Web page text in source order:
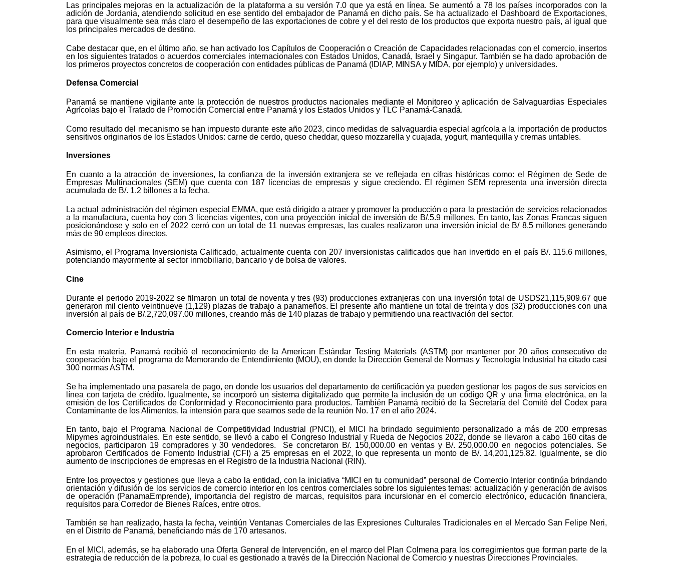
Las principales mejoras en la actualización de la plataforma a su versión 7.0 que ya está en línea. Se aumentó a 78 los países incorporados con la
adición de Jordania, atendiendo solicitud en ese sentido del embajador de Panamá en dicho país. Se ha actualizado el Dashboard de Exportaciones,
para que visualmente sea más claro el desempeño de las exportaciones de cobre y el del resto de los productos que exporta nuestro país, al igual que
los principales mercados de destino.
Cabe destacar que, en el último año, se han activado los Capítulos de Cooperación o Creación de Capacidades relacionadas con el comercio, insertos
en los siguientes tratados o acuerdos comerciales internacionales con Estados Unidos, Canadá, Israel y Singapur. También se ha dado aprobación de
los primeros proyectos concretos de cooperación con entidades públicas de Panamá (IDIAP, MINSA y MIDA, por ejemplo) y universidades.
Defensa Comercial
Panamá se mantiene vigilante ante la protección de nuestros productos nacionales mediante el Monitoreo y aplicación de Salvaguardias Especiales
Agrícolas bajo el Tratado de Promoción Comercial entre Panamá y los Estados Unidos y TLC Panamá-Canadá.
Como resultado del mecanismo se han impuesto durante este año 2023, cinco medidas de salvaguardia especial agrícola a la importación de productos
sensitivos originarios de los Estados Unidos: carne de cerdo, queso cheddar, queso mozzarella y cuajada, yogurt, mantequilla y cremas untables.
Inversiones
En cuanto a la atracción de inversiones, la confianza de la inversión extranjera se ve reflejada en cifras históricas como: el Régimen de Sede de
Empresas Multinacionales (SEM) que cuenta con 187 licencias de empresas y sigue creciendo. El régimen SEM representa una inversión directa
acumulada de B/. 1.2 billones a la fecha.
La actual administración del régimen especial EMMA, que está dirigido a atraer y promover la producción o para la prestación de servicios relacionados
a la manufactura, cuenta hoy con 3 licencias vigentes, con una proyección inicial de inversión de B/.5.9 millones. En tanto, las Zonas Francas siguen
posicionándose y solo en el 2022 cerró con un total de 11 nuevas empresas, las cuales realizaron una inversión inicial de B/ 8.5 millones generando
más de 90 empleos directos.
Asimismo, el Programa Inversionista Calificado, actualmente cuenta con 207 inversionistas calificados que han invertido en el país B/. 115.6 millones,
potenciando mayormente al sector inmobiliario, bancario y de bolsa de valores.
Cine
Durante el periodo 2019-2022 se filmaron un total de noventa y tres (93) producciones extranjeras con una inversión total de USD$21,115,909.67 que
generaron mil ciento veintinueve (1,129) plazas de trabajo a panameños. El presente año mantiene un total de treinta y dos (32) producciones con una
inversión al país de B/.2,720,097.00 millones, creando más de 140 plazas de trabajo y permitiendo una reactivación del sector.
Comercio Interior e Industria
En esta materia, Panamá recibió el reconocimiento de la American Estándar Testing Materials (ASTM) por mantener por 20 años consecutivo de
cooperación bajo el programa de Memorando de Entendimiento (MOU), en donde la Dirección General de Normas y Tecnología Industrial ha citado casi
300 normas ASTM.
Se ha implementado una pasarela de pago, en donde los usuarios del departamento de certificación ya pueden gestionar los pagos de sus servicios en
línea con tarjeta de crédito. Igualmente, se incorporó un sistema digitalizado que permite la inclusión de un código QR y una firma electrónica, en la
emisión de los Certificados de Conformidad y Reconocimiento para productos. También Panamá recibió de la Secretaría del Comité del Codex para
Contaminante de los Alimentos, la intensión para que seamos sede de la reunión No. 17 en el año 2024.
En tanto, bajo el Programa Nacional de Competitividad Industrial (PNCI), el MICI ha brindado seguimiento personalizado a más de 200 empresas
Mipymes agroindustriales. En este sentido, se llevó a cabo el Congreso Industrial y Rueda de Negocios 2022, donde se llevaron a cabo 160 citas de
negocios, participaron 19 compradores y 30 vendedores. Se concretaron B/. 150,000.00 en ventas y B/. 250,000.00 en negocios potenciales. Se
aprobaron Certificados de Fomento Industrial (CFI) a 25 empresas en el 2022, lo que representa un monto de B/. 14,201,125.82. Igualmente, se dio
aumento de inscripciones de empresas en el Registro de la Industria Nacional (RIN).
Entre los proyectos y gestiones que lleva a cabo la entidad, con la iniciativa “MICI en tu comunidad” personal de Comercio Interior continúa brindando
orientación y difusión de los servicios de comercio interior en los centros comerciales sobre los siguientes temas: actualización y generación de avisos
de operación (PanamaEmprende), importancia del registro de marcas, requisitos para incursionar en el comercio electrónico, educación financiera,
requisitos para Corredor de Bienes Raíces, entre otros.
También se han realizado, hasta la fecha, veintiún Ventanas Comerciales de las Expresiones Culturales Tradicionales en el Mercado San Felipe Neri,
en el Distrito de Panamá, beneficiando más de 170 artesanos.
En el MICI, además, se ha elaborado una Oferta General de Intervención, en el marco del Plan Colmena para los corregimientos que forman parte de la
estrategia de reducción de la pobreza, lo cual es gestionado a través de la Dirección Nacional de Comercio y nuestras Direcciones Provinciales.